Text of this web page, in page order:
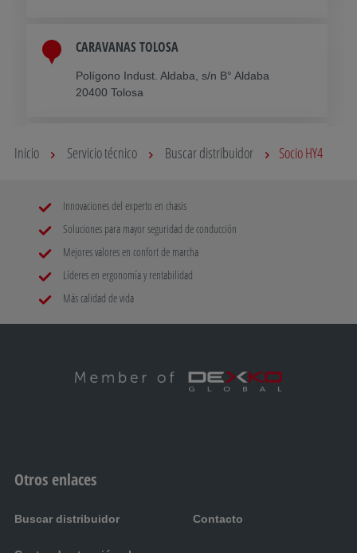
CARAVANAS TOLOSA
Polígono Indust. Aldaba, s/n B° Aldaba
20400 Tolosa
CARAVANING PLAZA
50197 Zaragoza
SURCARAVAN PREMIUM
Pol. Ind. La Moraga, Parcela 2Mb
Autovía Sevilla-Málaga A-92, Salida 15
Inicio Servicio técnico Buscar distribuidor Socio HY4
Innovaciones del experto en chasis
Soluciones para mayor seguridad de conducción
Mejores valores en confort de marcha
Líderes en ergonomía y rentabilidad
Más calidad de vida
Otros enlaces
Buscar distribuidor Contacto